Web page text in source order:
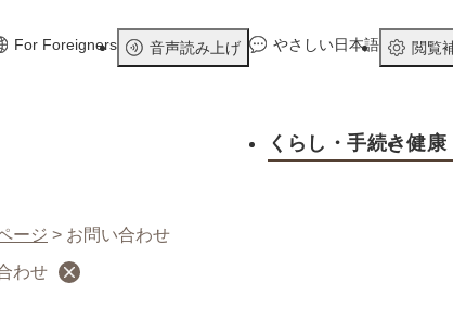
For Foreigners 音声読み上げ やさしい日本語 閲覧
くらし ・手続き健康
ージ > お問い合わせ
わせ